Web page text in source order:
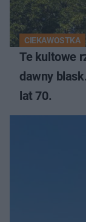
CIEKAWOSTKA
Te kultowe
dawny
lat 70.